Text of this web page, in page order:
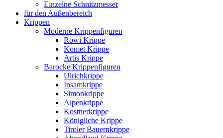
Einzelne Schnitzmesser
für den Außenbereich
Krippen
Moderne Krippenfiguren
Rowi Krippe
Komet Krippe
Artis Krippe
Barocke Krippenfiguren
Ulrichkrippe
Insamkrippe
Simonkrippe
Alpenkrippe
Kostnerkrippe
Königliche Krippe
Tiroler Bauernkrippe